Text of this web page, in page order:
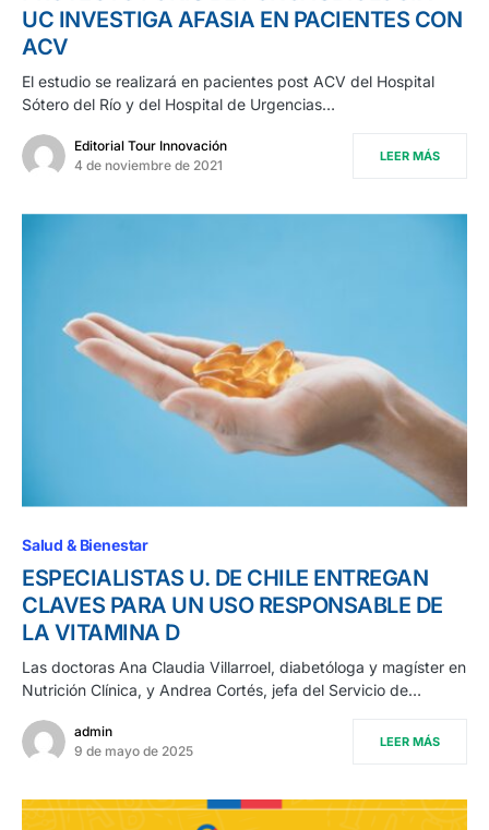
UC INVESTIGA AFASIA EN PACIENTES CON
ACV
El estudio se realizará en pacientes post ACV del Hospital
Sótero del Río y del Hospital de Urgencias…
Editorial Tour Innovación
4 de noviembre de 2021
LEER MÁS
Salud & Bienestar
ESPECIALISTAS U. DE CHILE ENTREGAN
CLAVES PARA UN USO RESPONSABLE DE
LA VITAMINA D
Las doctoras Ana Claudia Villarroel, diabetóloga y magíster en
Nutrición Clínica, y Andrea Cortés, jefa del Servicio de…
admin
9 de mayo de 2025
LEER MÁS